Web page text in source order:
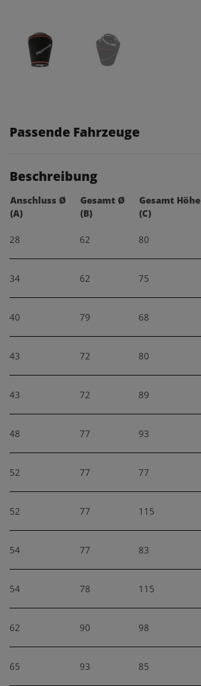
Passende Fahrzeuge
Beschreibung
Anschluss Ø
(A)
Gesamt Ø
(B)
Gesamt Höhe
(C)
28 62 80
34 62 75
40 79 68
43 72 80
43 72 89
48 77 93
52 77 77
52 77 115
54 77 83
54 78 115
62 90 98
65 93 85